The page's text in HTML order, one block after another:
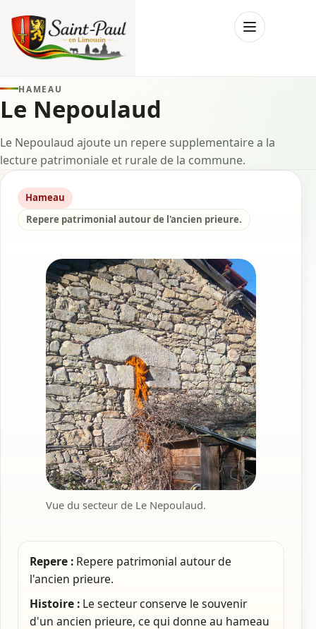
Menu
HAMEAU
Le Nepoulaud
Le Nepoulaud ajoute un repere supplementaire a la
lecture patrimoniale et rurale de la commune.
Hameau
Repere patrimonial autour de l'ancien prieure.
Vue du secteur de Le Nepoulaud.
Repere : Repere patrimonial autour de
l'ancien prieure.
Histoire : Le secteur conserve le souvenir
d'un ancien prieure, ce qui donne au hameau